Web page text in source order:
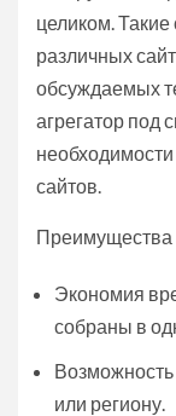
целиком.
различных
обсуждаемых
агрегатор под
сайтов.
Преимущества
Экономия
собраны в
Возможность
или региону.